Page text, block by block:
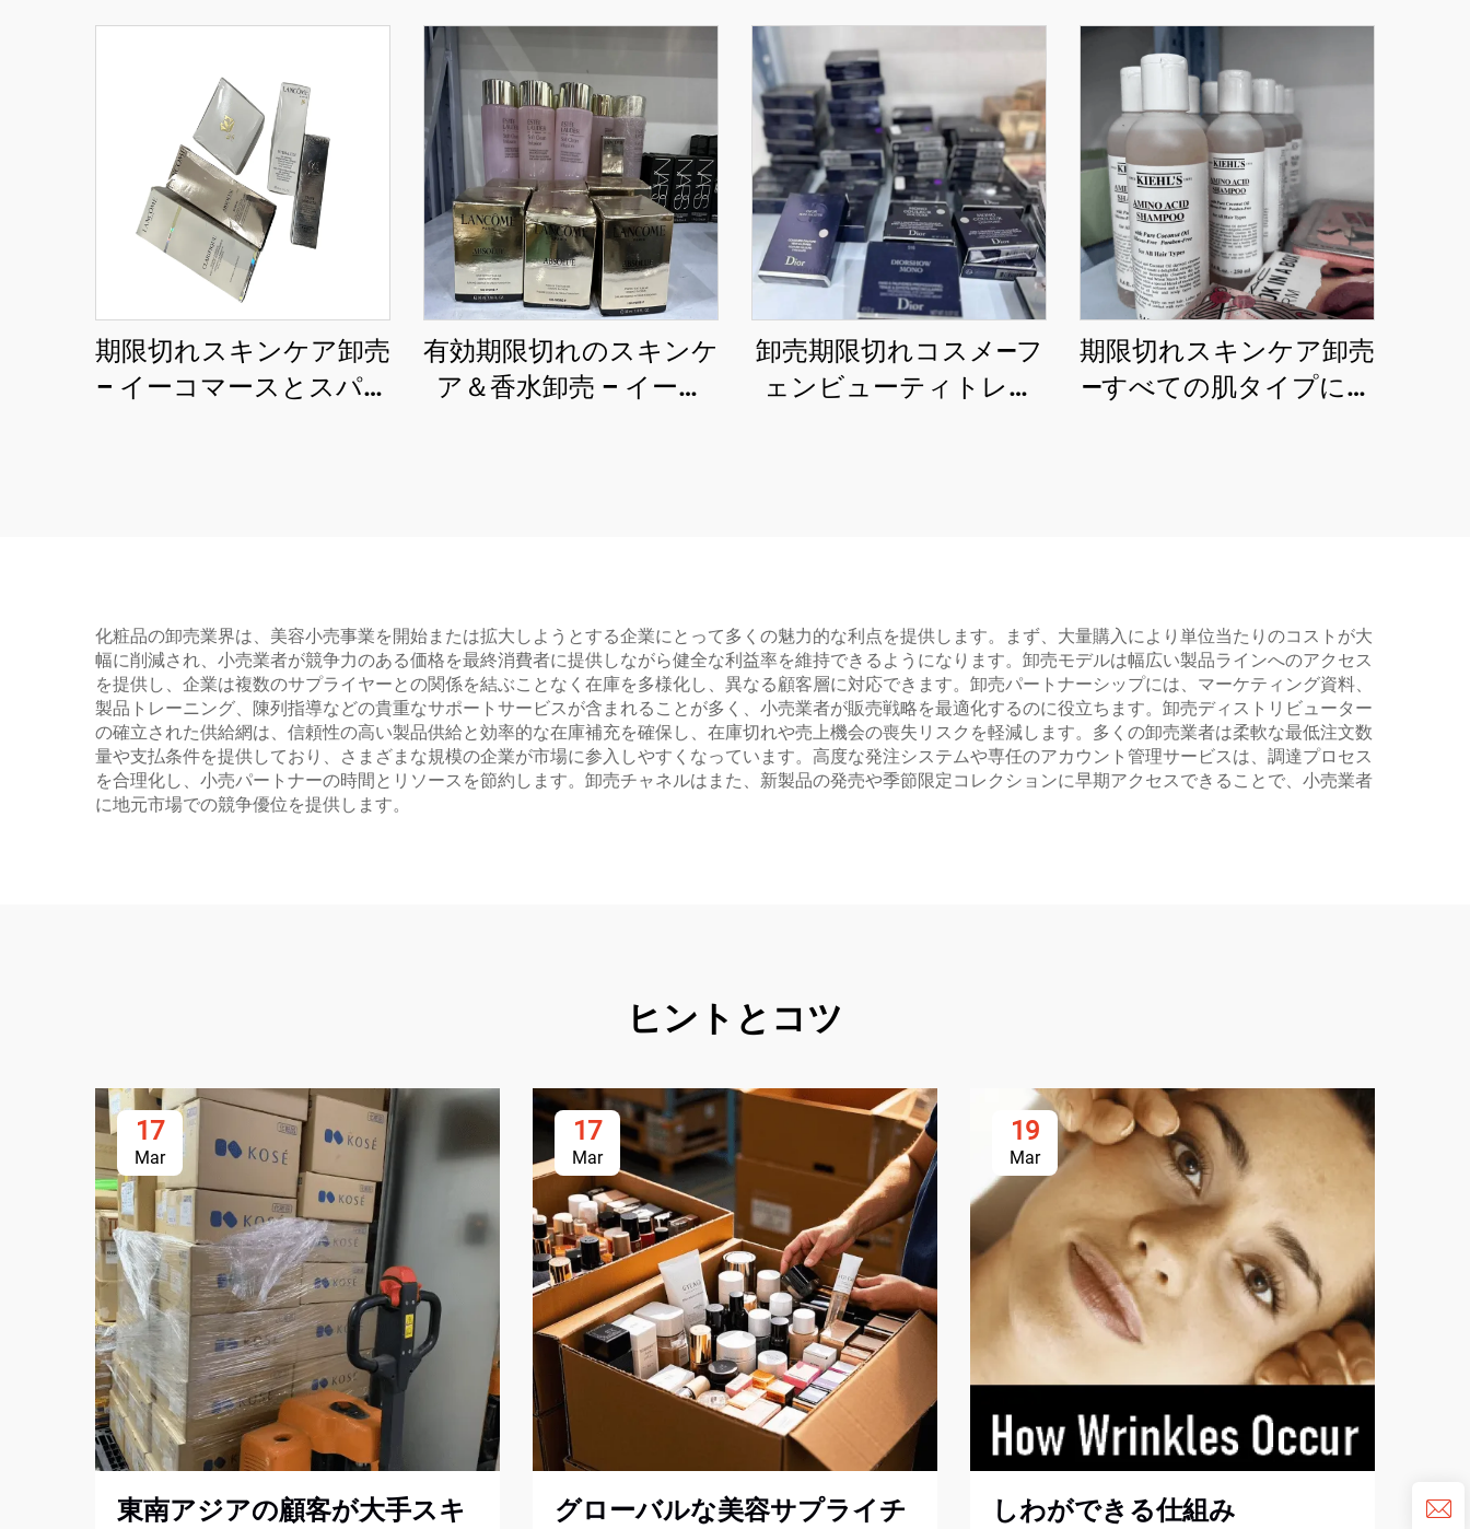
期限切れスキンケア卸売
– イーコマースとスパ向
有効期限切れのスキンケ
ア＆香水卸売 – イーコ
卸売期限切れコスメ—フ
ェンビューティトレー
期限切れスキンケア卸売
—すべての肌タイプに最
化粧品の卸売業界は、美容小売事業を開始または拡大しようとする企業にとって多くの魅力的な利点を提供します。まず、大量購入により単位当たりのコストが大
幅に削減され、小売業者が競争力のある価格を最終消費者に提供しながら健全な利益率を維持できるようになります。卸売モデルは幅広い製品ラインへのアクセス
を提供し、企業は複数のサプライヤーとの関係を結ぶことなく在庫を多様化し、異なる顧客層に対応できます。卸売パートナーシップには、マーケティング資料、
製品トレーニング、陳列指導などの貴重なサポートサービスが含まれることが多く、小売業者が販売戦略を最適化するのに役立ちます。卸売ディストリビューター
の確立された供給網は、信頼性の高い製品供給と効率的な在庫補充を確保し、在庫切れや売上機会の喪失リスクを軽減します。多くの卸売業者は柔軟な最低注文数
量や支払条件を提供しており、さまざまな規模の企業が市場に参入しやすくなっています。高度な発注システムや専任のアカウント管理サービスは、調達プロセス
を合理化し、小売パートナーの時間とリソースを節約します。卸売チャネルはまた、新製品の発売や季節限定コレクションに早期アクセスできることで、小売業者
に地元市場での競争優位を提供します。
ヒントとコツ
17
Mar
東南アジアの顧客が大手スキ
17
Mar
グローバルな美容サプライチ
19
Mar
しわができる仕組み さら